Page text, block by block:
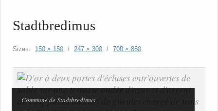
Stadtbredimus
Sizes: 150 × 150 / 247 × 300 / 700 × 850
Commune de Stadtbredimus